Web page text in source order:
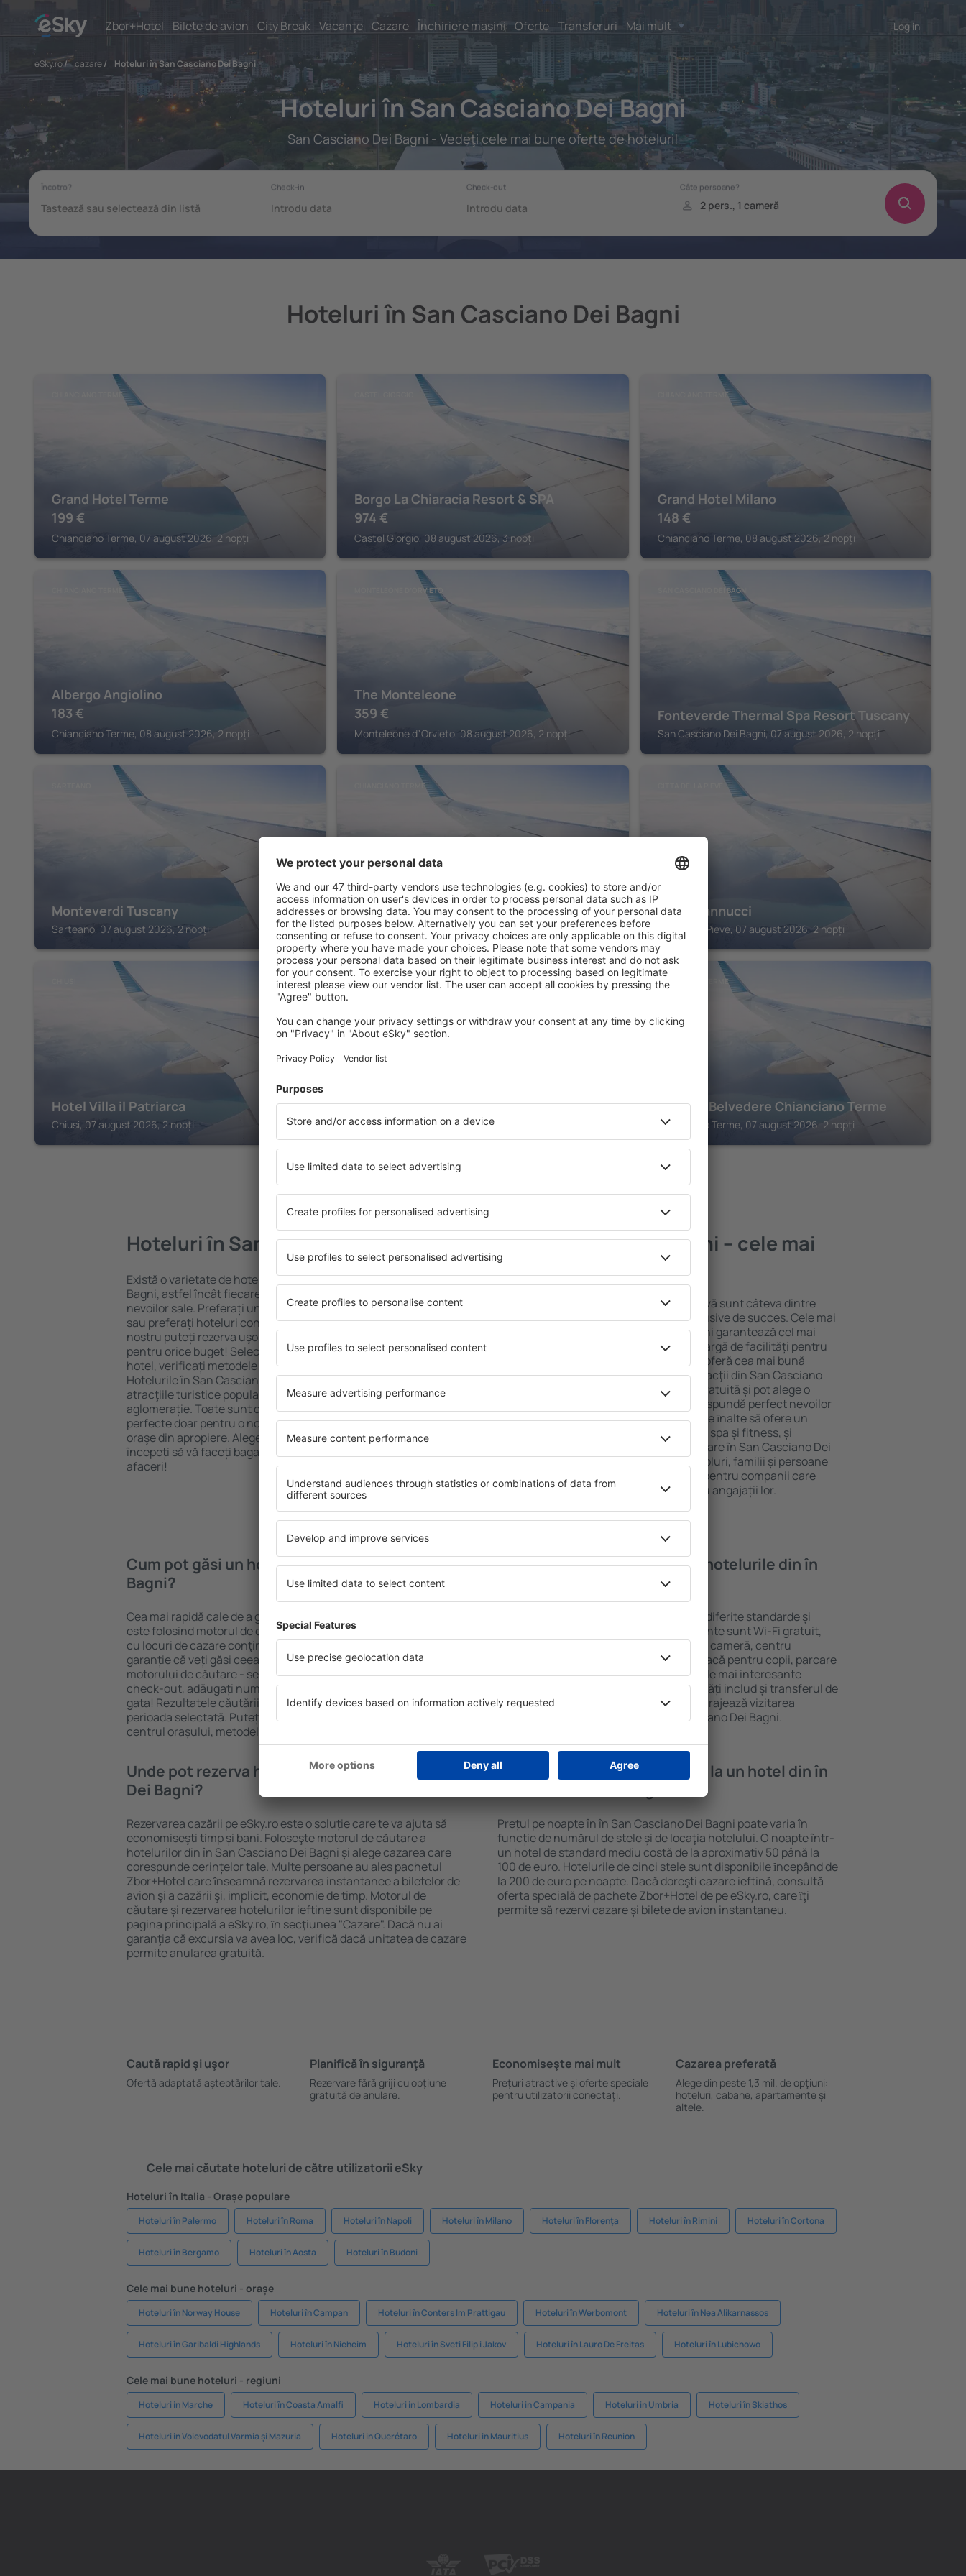
Zbor+Hotel Bilete de avion City Break Vacanţe Cazare Închiriere mașini Oferte Transferuri Mai mult Log in
eSky.ro/ cazare/ Hoteluri în San Casciano Dei Bagni
Hoteluri în San Casciano Dei Bagni
San Casciano Dei Bagni - Vedeţi cele mai bune oferte de hoteluri!
Hoteluri în San Casciano Dei Bagni
CHIANCIANO TERME
Grand Hotel Terme
199 €
Chianciano Terme, 07 august 2026, 2 nopți
Borgo La Chiaracia Resort & SPA
974 €
Castel Giorgio, 08 august 2026, 3 nopți
CHIANCIANO TERME
Grand Hotel Milano
148 €
Chianciano Terme, 08 august 2026, 2 nopți
CHIANCIANO TERME
Albergo Angiolino
183 €
Chianciano Terme, 08 august 2026, 2 nopți
MONTELEONE DʼORVIETO
The Monteleone
359 €
Monteleone dʼOrvieto, 08 august 2026, 2 nopți
SAN CASCIANO DEI BAGNI
Fonteverde Thermal Spa Resort Tuscany
San Casciano Dei Bagni, 07 august 2026, 2 nopți
Monteverdi Tuscany
Sarteano, 07 august 2026, 2 nopți
CHIANCIANO TERME
Grand Hotel Excelsior
Chianciano Terme, 07 august 2026, 2 nopți
Hotel Vannucci
Citta della Pieve, 07 august 2026, 2 nopți
Hotel Villa il Patriarca
Chiusi, 07 august 2026, 2 nopți
CHIANCIANO TERME
Hotel Patria
Chianciano Terme, 07 august 2026, 2 nopți
CHIANCIANO TERME
Palazzo Belvedere Chianciano Terme
Chianciano Terme, 07 august 2026, 2 nopți
Vedeți mai multe hoteluri în San Casciano Dei Bagni
Hoteluri în San Casciano Dei Bagni
Există o varietate de hoteluri disponibile în San Casciano Dei
Bagni, astfel încât fiecare turist poate găsi cazare potrivită
nevoilor sale. Preferați un hotel All-Inclusive cu standarde ȋnalte
sau preferați hoteluri confortabile cu preţuri mici? Cu ajutorul
nostru puteți rezerva uşor cazare în San Casciano Dei Bagni}
pentru orice buget! Selectați destinația şi standardul pentru
hotel, verificați metodele de plată și opțiunile de anulare.
Hotelurile în San Casciano Dei Bagni sunt situate atât aproape de
atracţiile turistice populare, cât și puțin mai departe de
aglomerație. Toate sunt disponibile pentru o vacanță lungă sau
perfecte doar pentru o noapte atunci când doriţi să vizitaţi şi alte
oraşe din apropiere. Alegeți hotelul care vi se potriveşte și
începeți să vă faceți bagajele pentru o vacanţă sau călătorie de
afaceri!
San Casciano Dei Bagni – cele mai
bune hoteluri
O varietate de servicii și o locație atractivă sunt câteva dintre
elementele cheie ale unui hotel All-Inclusive de succes. Cele mai
bune hoteluri din San Casciano Dei Bagni garantează cel mai
înalt standard pentru servicii și o gamă largă de facilități pentru
oaspeți. O cazare cu standarde ridicate oferă cea mai bună
locație, ȋn apropiere de principalele distracţii din San Casciano
Dei Bagni. Oaspeții pot folosi parcarea gratuită și pot alege o
cameră sau un apartament care să corespundă perfect nevoilor
lor. Este posibil ca hotelurile cu standarde ȋnalte să ofere un
meniu variabil, zone de wellness precum spa și fitness, și
activități pentru copii. Cea mai bună cazare în San Casciano Dei
Bagni este o alegere perfectă pentru cupluri, familii și persoane
aflate în călătorie de afaceri, precum și pentru companii care
doresc să organizeze evenimente pentru angajații lor.
Cum pot găsi un hotel în San Casciano Dei
Bagni?
Cea mai rapidă cale de a găsi un hotel în San Casciano Dei Bagni
este folosind motorul de căutare cazare eSky. Baza mare de date
cu locuri de cazare conţinând o gamă largă de opţiuni este o
garanție că veți găsi ceea ce căutați. Completați câmpurile
motorului de căutare - selectați locul, alegeți data de check-in și
check-out, adăugați numărul de oaspeți, numărul de camere şi
gata! Rezultatele căutării vă vor arăta cazarea disponibilă ȋn
perioada selectată. Puteți verifica uşor distanța de la hotel ȋn
centrul orașului, metodele de plată și clasificarea hotelului.
Ce fel de facilităţi voi găsi ȋn hotelurile din în
San Casciano Dei Bagni?
Hotelurile în San Casciano Dei Bagni au diferite standarde și
facilități pentru oaspeți. Cele mai frecvente sunt Wi-Fi gratuit,
zone de wellness cu SPA, mini bar/seif în cameră, centru
comercial, zonă de luat masa, zonă de joacă pentru copii, parcare
gratuită și broșuri informative despre cele mai interesante
atracții turistice din zonă. Unele proprietăți includ și transferul de
la și către aeroport. Uneori, acestea încurajează vizitarea
obiectivelor turistice de top în San Casciano Dei Bagni.
Unde pot rezerva hoteluri ȋn în San Casciano
Dei Bagni?
Rezervarea cazării pe eSky.ro este o soluție care te va ajuta să
economiseşti timp și bani. Foloseşte motorul de căutare a
hotelurilor din în San Casciano Dei Bagni și alege cazarea care
corespunde cerințelor tale. Multe persoane au ales pachetul
Zbor+Hotel care ȋnseamnă rezervarea instantanee a biletelor de
avion şi a cazării şi, implicit, economie de timp. Motorul de
căutare și rezervarea hotelurilor ieftine sunt disponibile pe
pagina principală a eSky.ro, ȋn secţiunea "Cazare". Dacă nu ai
garanţia că excursia va avea loc, verifică dacă unitatea de cazare
permite anularea gratuită.
Cât costă o noapte de cazare la un hotel din în
Prețul pe noapte în în San Casciano Dei Bagni poate varia în
funcție de numărul de stele și de locaţia hotelului. O noapte într-
un hotel de standard mediu costă de la aproximativ 50 până la
100 de euro. Hotelurile de cinci stele sunt disponibile ȋncepând de
la 200 de euro pe noapte. Dacă doreşti cazare ieftină, consultă
oferta specială de pachete Zbor+Hotel de pe eSky.ro, care ȋţi
permite să rezervi cazare și bilete de avion instantaneu.
Caută rapid şi uşor
Ofertă adaptată aşteptărilor tale.
Planifică ȋn siguranţă
Rezervare fără griji cu opțiune
gratuită de anulare.
Economiseşte mai mult
Prețuri atractive și oferte speciale
pentru utilizatorii conectați.
Cazarea preferată
Alege din peste 1,3 mil. de opţiuni:
hoteluri, cabane, apartamente și
altele.
Cele mai căutate hoteluri de către utilizatorii eSky
Hoteluri în Italia - Orașe populare
Hoteluri în Palermo Hoteluri în Roma Hoteluri în Napoli Hoteluri în Milano Hoteluri în Florenţa Hoteluri în Rimini Hoteluri în Cortona
Hoteluri în Bergamo Hoteluri în Aosta Hoteluri în Budoni
Cele mai bune hoteluri - orașe
Hoteluri în Norway House Hoteluri în Campan Hoteluri în Conters Im Prattigau Hoteluri în Werbomont Hoteluri în Nea Alikarnassos
Hoteluri în Garibaldi Highlands Hoteluri în Nieheim Hoteluri în Sveti Filip i Jakov Hoteluri în Lauro De Freitas Hoteluri în Lubichowo
Cele mai bune hoteluri - regiuni
Hoteluri in Marche Hoteluri în Coasta Amalfi Hoteluri in Lombardia Hoteluri in Campania Hoteluri in Umbria Hoteluri în Skiathos
Hoteluri in Voievodatul Varmia și Mazuria Hoteluri in Querétaro Hoteluri in Mauritius Hoteluri în Reunion